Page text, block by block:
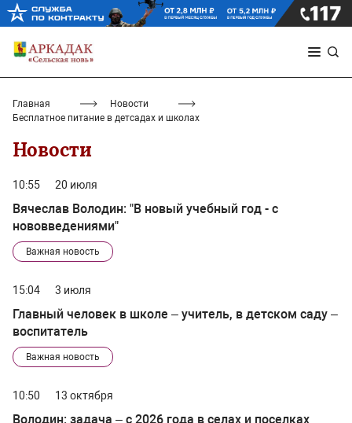
Главная
Новости
Бесплатное питание в детсадах и школах
Новости
10:55 20 июля
Вячеслав Володин: "В новый учебный год - с
нововведениями"
Важная новость
15:04 3 июля
Главный человек в школе – учитель, в детском саду –
воспитатель
Важная новость
10:50 13 октября
Володин: задача – с 2026 года в селах и поселках